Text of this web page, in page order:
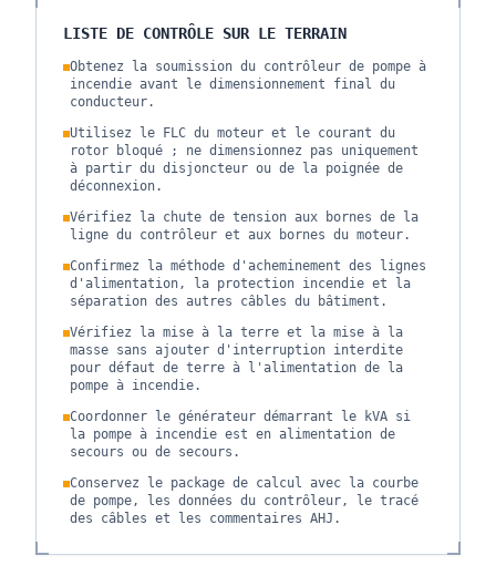
LISTE DE CONTRÔLE SUR LE TERRAIN
Obtenez la soumission du contrôleur de pompe à
incendie avant le dimensionnement final du
conducteur.
Utilisez le FLC du moteur et le courant du
rotor bloqué ; ne dimensionnez pas uniquement
à partir du disjoncteur ou de la poignée de
déconnexion.
Vérifiez la chute de tension aux bornes de la
ligne du contrôleur et aux bornes du moteur.
Confirmez la méthode d'acheminement des lignes
d'alimentation, la protection incendie et la
séparation des autres câbles du bâtiment.
Vérifiez la mise à la terre et la mise à la
masse sans ajouter d'interruption interdite
pour défaut de terre à l'alimentation de la
pompe à incendie.
Coordonner le générateur démarrant le kVA si
la pompe à incendie est en alimentation de
secours ou de secours.
Conservez le package de calcul avec la courbe
de pompe, les données du contrôleur, le tracé
des câbles et les commentaires AHJ.